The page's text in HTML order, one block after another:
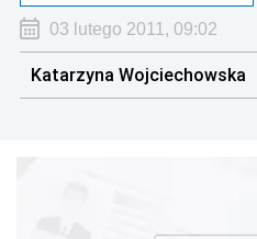
03 lutego 2011, 09:02
Katarzyna Wojciechowska